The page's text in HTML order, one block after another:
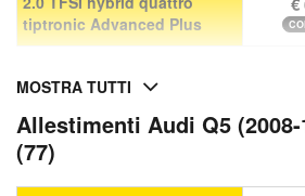
tiptronic Advanced Plus
€
MOSTRA TUTTI
Allestimenti Audi Q5
(77)